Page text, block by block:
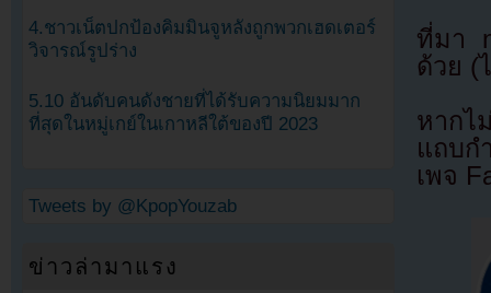
ที่มา
ด้วย (
หากไ
แถบก
เพจ
4.ชาวเน็ตปกป้องคิมมินจูหลังถูกพวกเฮดเตอร์
วิจารณ์รูปร่าง
5.10 อันดับคนดังชายที่ได้รับความนิยมมาก
ที่สุดในหมู่เกย์ในเกาหลีใต้ของปี 2023
Tweets by @KpopYouzab
ข่าวล่ามาแรง